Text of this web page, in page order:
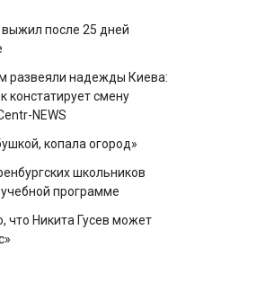
после 25 дней
развеяли надежды Киева:
констатирует смену
NEWS
копала огород»
школьников
программе
что Никита Гусев может